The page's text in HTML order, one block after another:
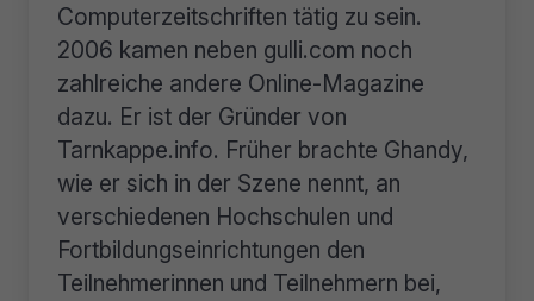
Computerzeitschriften tätig zu sein.
2006 kamen neben gulli.com noch
zahlreiche andere Online-Magazine
dazu. Er ist der Gründer von
Tarnkappe.info. Früher brachte Ghandy,
wie er sich in der Szene nennt, an
verschiedenen Hochschulen und
Fortbildungseinrichtungen den
Teilnehmerinnen und Teilnehmern bei,